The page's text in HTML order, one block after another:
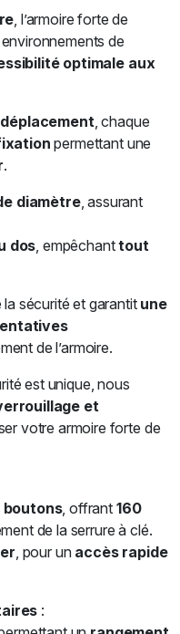
, l’armoire forte de
de
optimale aux
, chaque
permettant une
.
diamètre, assurant
dos , empêchanttout
sécurité et garantitune
de l’armoire.
est unique, nous
et
votre armoire forte de
boutons, offrant 160
de la serrure à clé.
, pour un accès rapide
: